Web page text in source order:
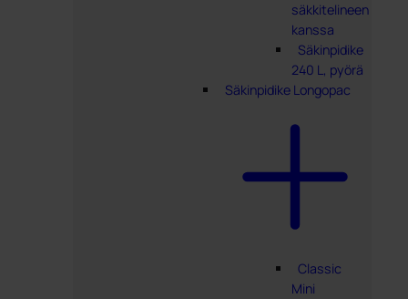
säkkitelineen
kanssa
Säkinpidike
240 L, pyörä
Säkinpidike Longopac
Classic
Mini